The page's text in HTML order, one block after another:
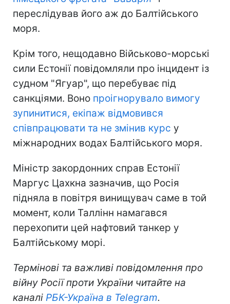
переслідував його аж до Балтійського
моря.
Крім того, нещодавно Військово-морські
сили Естонії повідомляли про інцидент із
судном "Ягуар", що перебуває під
санкціями. Воно проігнорувало вимогу
зупинитися, екіпаж відмовився
співпрацювати та не змінив курс у
міжнародних водах Балтійського моря.
Міністр закордонних справ Естонії
Маргус Цахкна зазначив, що Росія
підняла в повітря винищувач саме в той
момент, коли Таллінн намагався
перехопити цей нафтовий танкер у
Балтійському морі.
Термінові та важливі повідомлення про
війну Росії проти України читайте на
каналі РБК-Україна в Telegram.